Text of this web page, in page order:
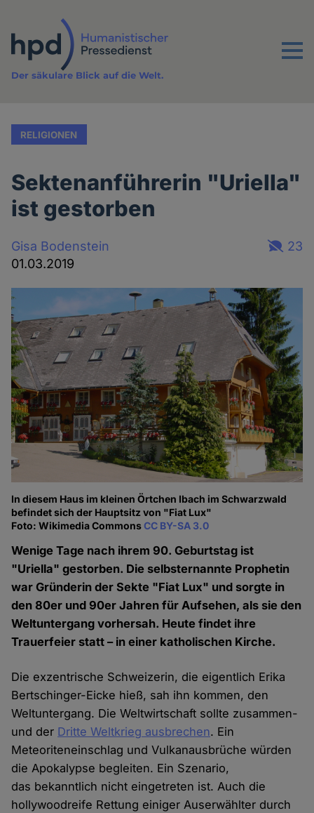
Inhalt
Menu
Der säkulare Blick auf die Welt.
RELIGIONEN
Sektenanführerin "Uriella"
ist gestorben
Gisa Bodenstein
01.03.2019
23
In diesem Haus im kleinen Örtchen Ibach im Schwarzwald
befindet sich der Hauptsitz von "Fiat Lux"
Foto: Wikimedia CommonsCC BY-SA 3.0
Wenige Tage nach ihrem 90. Geburtstag ist
"Uriella" gestorben. Die selbsternannte Prophetin
war Gründerin der Sekte "Fiat Lux" und sorgte in
den 80er und 90er Jahren für Aufsehen, als sie den
Weltuntergang vorhersah. Heute findet ihre
Trauerfeier statt – in einer katholischen Kirche.
Die exzentrische Schweizerin, die eigentlich Erika
Bertschinger-Eicke hieß, sah ihn kommen, den
Weltuntergang. Die Weltwirtschaft sollte zusammen-
und der Dritte Weltkrieg ausbrechen. Ein
Meteoriteneinschlag und Vulkanausbrüche würden
die Apokalypse begleiten. Ein Szenario,
das bekanntlich nicht eingetreten ist. Auch die
hollywoodreife Rettung einiger Auserwählter durch